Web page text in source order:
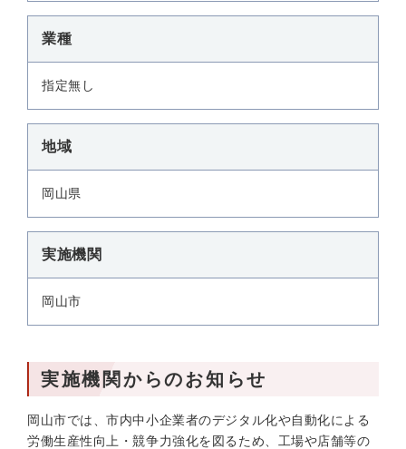
業種
指定無し
地域
岡山県
実施機関
岡山市
実施機関からのお知らせ
岡山市では、市内中小企業者のデジタル化や自動化による
労働生産性向上・競争力強化を図るため、工場や店舗等の